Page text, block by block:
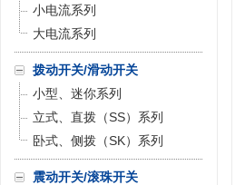
小电流系列
大电流系列
拨动开关/滑动开关
小型、迷你系列
立式、直拨（SS）系列
卧式、侧拨（SK）系列
震动开关/滚珠开关